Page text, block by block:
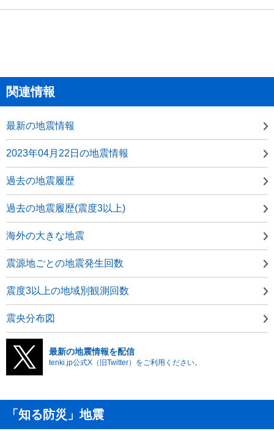
関連情報
最新の地震情報
2023年04月22日の地震情報
過去の地震履歴
過去の地震履歴(震度3以上)
海外の大きな地震
震源地ごとの地震発生回数
震度3以上の地域別観測回数
震央分布図
最新の地震情報を配信
tenki.jp公式X（旧Twitter）をご利用ください。
「知る防災」地震